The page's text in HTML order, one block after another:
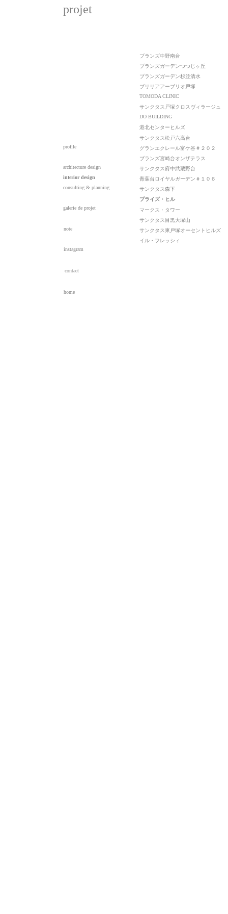
projet
profile
architecture design
interior design
consulting & planning
galerie de projet
note
instagram
contact
home
ブランズ中野南台
ブランズガーデンつつじヶ丘
ブランズガーデン杉並清水
ブリリアアーブリオ戸塚
TOMODA CLINIC
サンクタス戸塚クロスヴィラージュ
DO BUILDING
港北センターヒルズ
サンクタス松戸六高台
グランエクレール富ケ谷＃２０２
ブランズ宮崎台オンザテラス
サンクタス府中武蔵野台
青葉台ロイヤルガーデン＃１０６
サンクタス森下
プライズ・ヒル
マークス・タワー
サンクタス目黒大塚山
サンクタス東戸塚オーセントヒルズ
イル・フレッシィ